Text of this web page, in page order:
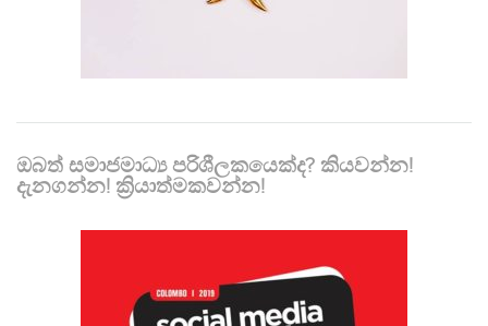
ඔබත් සමාජමාධ්‍ය පරිශීලකයෙක්ද? කියවන්න!
දැනගන්න! ක්‍රියාත්මකවන්න!